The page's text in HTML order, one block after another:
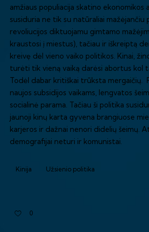
amžiaus populiacija skatino ekonomikos
susiduria ne tik su natūraliai mažėjančiu
revoliucijos diktuojamu gimtamo
kraustosi į miestus), tačiau ir iškreiptą
kreivę dėl vieno vaiko politikos. Kinai,
turėti tik vieną vaiką darėsi abortus kol
Todėl dabar kritiškai trūksta mergaičių.
naujos subsidijos vaikams, lengvatos
socialinė parama. Tačiau ši politika
jaunoji kinų karta gyvena brangiuose
karjeros ir dažnai nenori didelių šeimų.
demografijai neturi ir komunistai.
Kinija Užsienio politika
0